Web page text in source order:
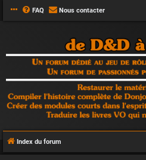
FAQ Nous contacter
Index du forum